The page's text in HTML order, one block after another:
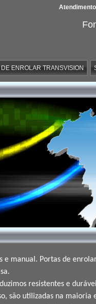
DE ENROLAR TRANSVISION
manual. Portas de
resistentes e
são utilizadas na maioria